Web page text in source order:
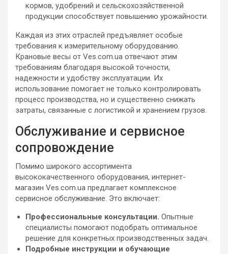
кормов, удобрений и сельскохозяйственной
продукции способствует повышению урожайности.
Каждая из этих отраслей предъявляет особые
требования к измерительному оборудованию.
Крановые весы от Ves.com.ua отвечают этим
требованиям благодаря высокой точности,
надежности и удобству эксплуатации. Их
использование помогает не только контролировать
процесс производства, но и существенно снижать
затраты, связанные с логистикой и хранением грузов.
Обслуживание и сервисное
сопровождение
Помимо широкого ассортимента
высококачественного оборудования, интернет-
магазин Ves.com.ua предлагает комплексное
сервисное обслуживание. Это включает:
Профессиональные консультации. Опытные
специалисты помогают подобрать оптимальное
решение для конкретных производственных задач.
Подробные инструкции и обучающие